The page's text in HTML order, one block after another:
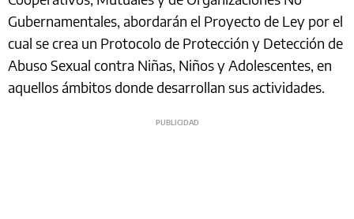
Gubernamentales, abordarán el Proyecto de Ley por el
cual se crea un Protocolo de Protección y Detección de
Abuso Sexual contra Niñas, Niños y Adolescentes, en
aquellos ámbitos donde desarrollan sus actividades.